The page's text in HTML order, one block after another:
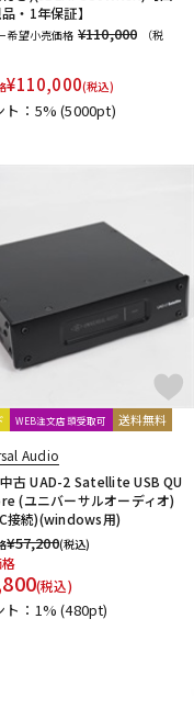
Roswell Pro Audio
Rycote
SUPPLY
SHIZUKA
TELEFUNKEN
Townsend Labs
TRUE DYNA
Voyage Audio
Zahl
・1年保証】
希望小売価格 ¥110,000
（税
¥110,000(税込)
ト：5%(5000pt)
WEB注文店頭受取可 送料無料
Audio
中古 UAD-2 Satellite USB QU
(ユニバーサルオーディオ)
接続)(windows用)
¥57,200(税込)
(税込)
ト：1%(480pt)